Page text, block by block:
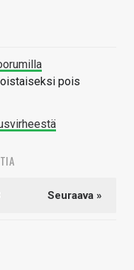
pois
Seuraava »